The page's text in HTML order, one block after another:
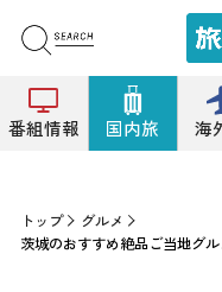
番組情報 国内旅 海
トップ
グルメ